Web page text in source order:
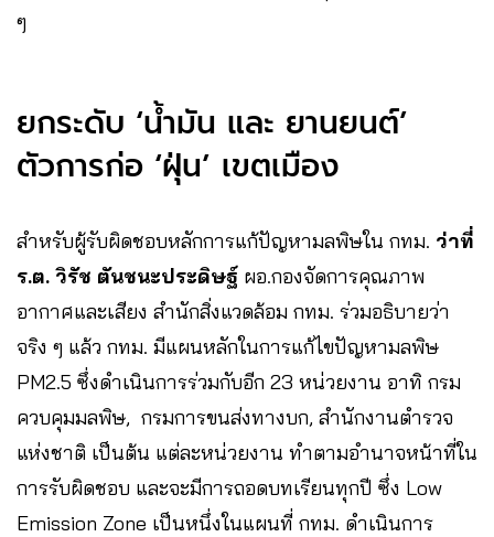
ๆ
ยกระดับ ‘น้ำมัน และ ยานยนต์’
ตัวการก่อ ‘ฝุ่น’ เขตเมือง
สำหรับผู้รับผิดชอบหลักการแก้ปัญหามลพิษใน กทม. ว่าที่
ร.ต. วิรัช ตันชนะประดิษฐ์ ผอ.กองจัดการคุณภาพ
อากาศและเสียง สำนักสิ่งแวดล้อม กทม. ร่วมอธิบายว่า
จริง ๆ แล้ว กทม. มีแผนหลักในการแก้ไขปัญหามลพิษ
PM2.5 ซึ่งดำเนินการร่วมกับอีก 23 หน่วยงาน อาทิ กรม
ควบคุมมลพิษ, กรมการขนส่งทางบก, สำนักงานตำรวจ
แห่งชาติ เป็นต้น แต่ละหน่วยงาน ทำตามอำนาจหน้าที่ใน
การรับผิดชอบ และจะมีการถอดบทเรียนทุกปี ซึ่ง Low
Emission Zone เป็นหนึ่งในแผนที่ กทม. ดำเนินการ